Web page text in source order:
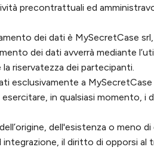
precontrattuali ed
dei dati è MySecretCase
dei dati avverrà mediante
riservatezza dei partecipanti.
esclusivamente a
in qualsiasi momento, i
dell'esistenza o meno di
il diritto di opporsi al